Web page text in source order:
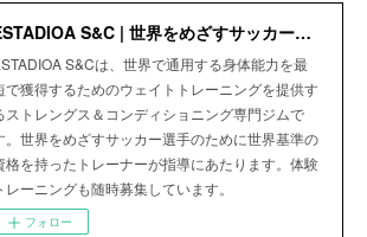
ESTADIOA S&C | 世界をめざすサッカー選手のためのStrength＆Conditioning Gym
S&Cは、世界で通用する身体能力を最
で獲得するためのウェイトトレーニングを提供す
ストレングス＆コンディショニング専門ジムで
。世界をめざすサッカー選手のために世界基準の
格を持ったトレーナーが指導にあたります。体験
レーニングも随時募集しています。
フォロー